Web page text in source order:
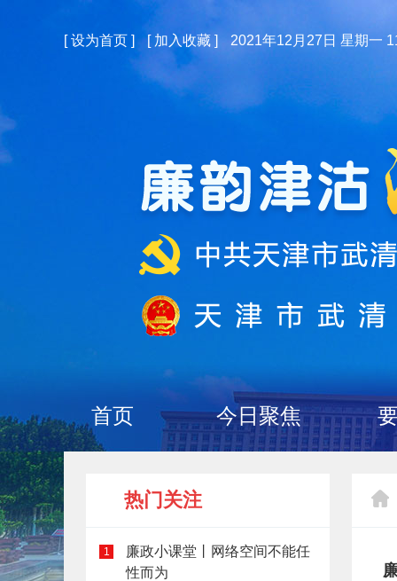
[设为首页 ] [ 加入收藏 ] 2021年12月27日 星期一
首页 今日聚焦
热门关注
1
廉政小课堂丨网络空间不能任
性而为